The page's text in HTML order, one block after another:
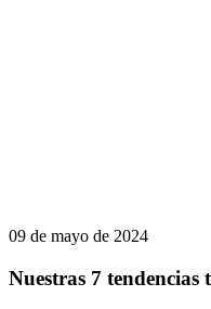
09 de mayo de 2024
Nuestras 7 tendencias